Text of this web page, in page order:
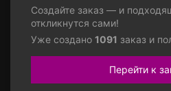
Создайте заказ — и
откликнутся сами!
Уже создано 1091 заказ и
Перейти к